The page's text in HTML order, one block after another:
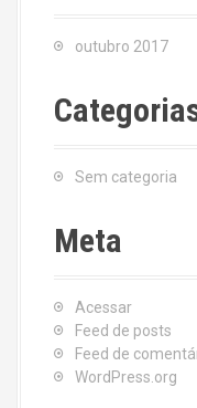
outubro 2017
Sem categoria
Meta
Acessar
Feed de posts
Feed de
WordPress.org